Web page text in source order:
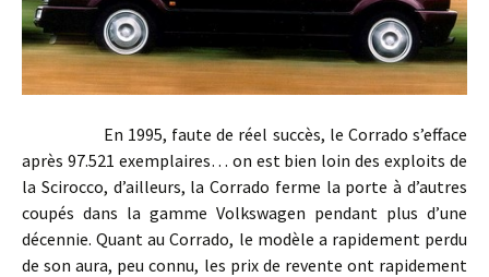
En 1995, faute de réel succès, le Corrado s’efface
après 97.521 exemplaires… on est bien loin des exploits de
la Scirocco, d’ailleurs, la Corrado ferme la porte à d’autres
coupés dans la gamme Volkswagen pendant plus d’une
décennie. Quant au Corrado, le modèle a rapidement perdu
de son aura, peu connu, les prix de revente ont rapidement